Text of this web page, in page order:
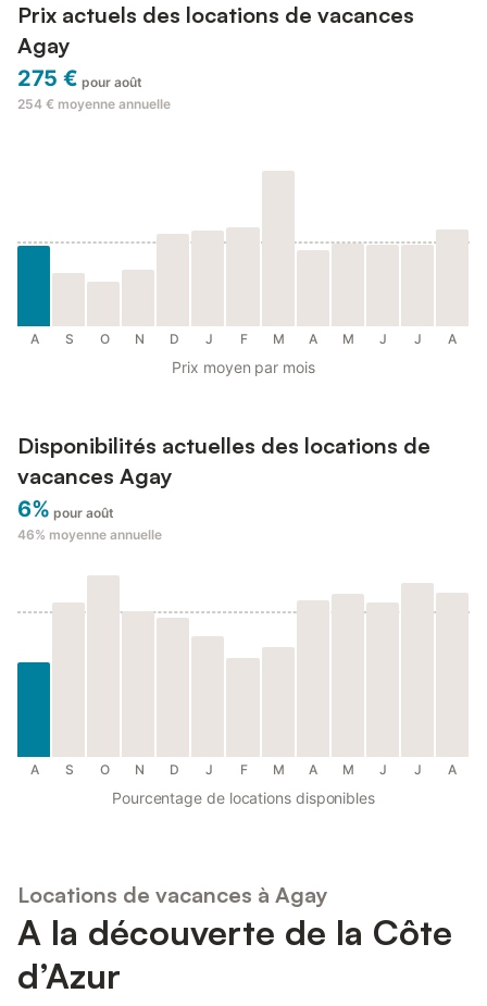
Prix actuels des locations de vacances
Agay
275 € pour août
254 € moyenne annuelle
A S O N D J F M A M J J A
Prix moyen par mois
Disponibilités actuelles des locations de
vacances Agay
6% pour août
46% moyenne annuelle
A S O N D J F M A M J J A
Pourcentage de locations disponibles
Locations de vacances à Agay
A la découverte de la Côte
d’Azur